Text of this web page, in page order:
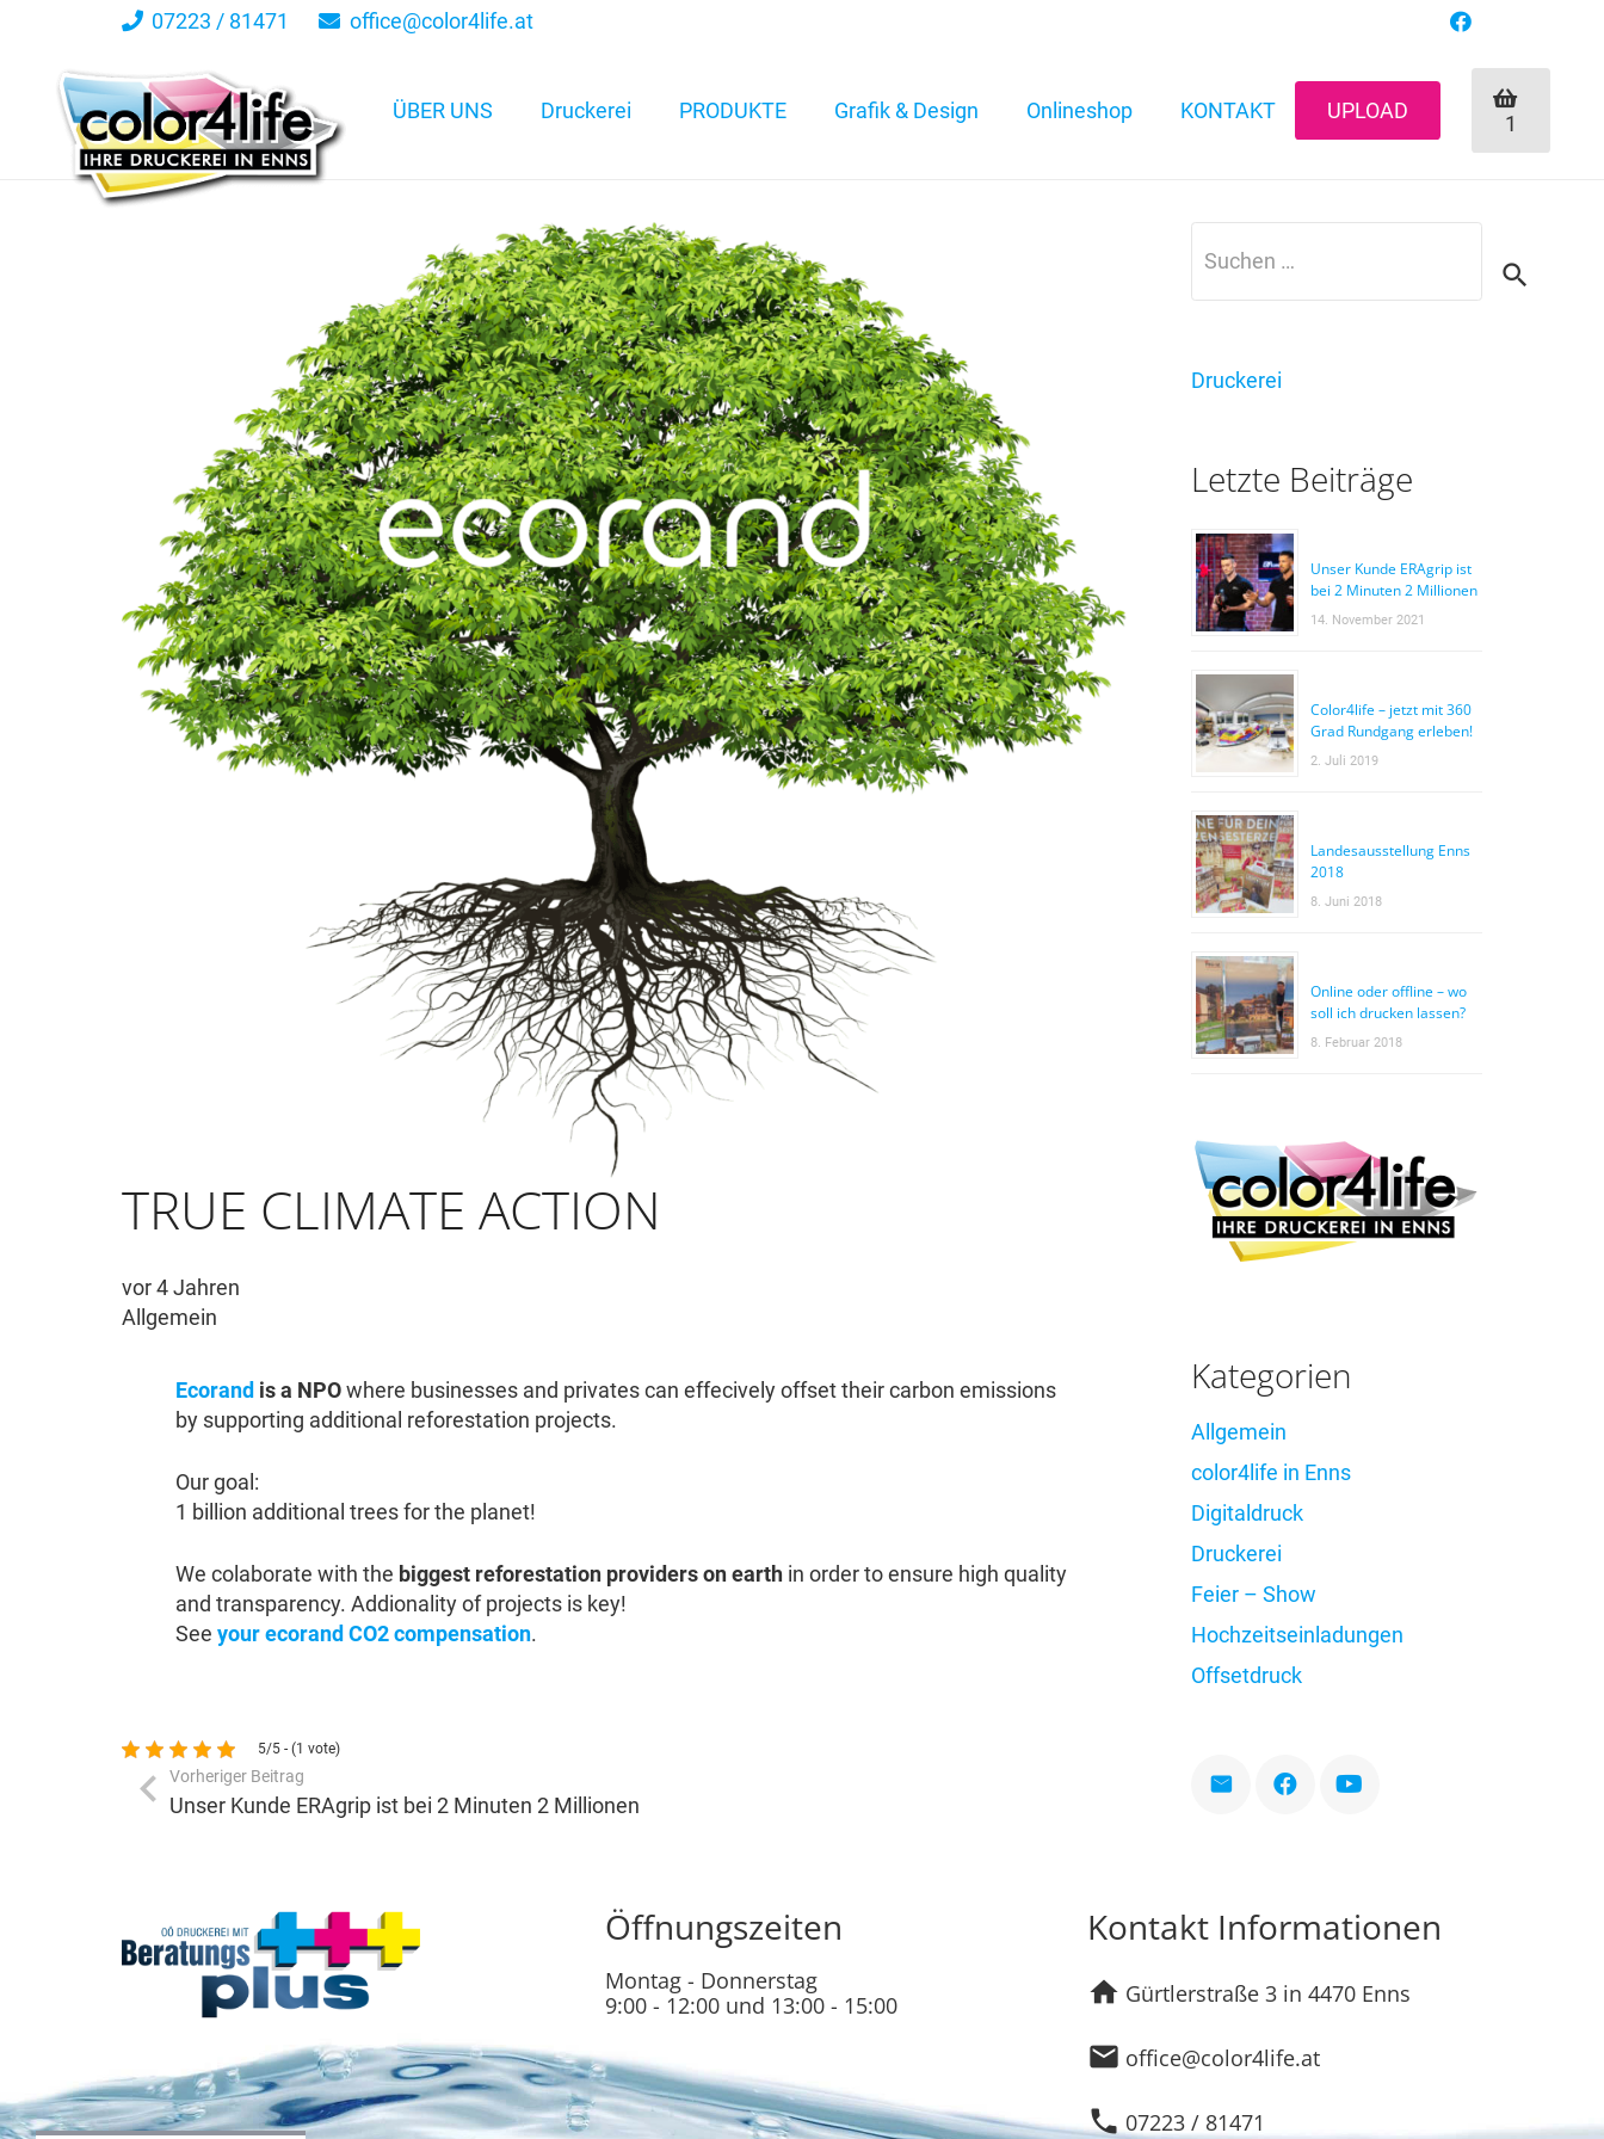
07223 / 81471 office@color4life.at
ÜBER UNS Druckerei PRODUKTE Grafik & Design Onlineshop KONTAKT UPLOAD 1
TRUE CLIMATE ACTION
vor 4 Jahren
Allgemein
Ecorand is a NPOwhere businesses and privates can effecively offset their carbon emissions
by supporting additional reforestation projects.
Our goal:
1 billion additional trees for the planet!
We colaborate with the biggest reforestation providers on earth in order to ensure high quality
and transparency. Addionality of projects is key!
See your ecorand CO2 compensation.
5/5 - (1 vote)
Vorheriger Beitrag
Unser Kunde ERAgrip ist bei 2 Minuten 2 Millionen
nach:
Druckerei
Letzte Beiträge
Unser Kunde ERAgrip ist
bei 2 Minuten 2 Millionen
14. November 2021
Color4life – jetzt mit 360
Grad Rundgang erleben!
2. Juli 2019
Landesausstellung Enns
2018
8. Juni 2018
Online oder offline – wo
soll ich drucken lassen?
8. Februar 2018
Kategorien
Allgemein
color4life in Enns
Digitaldruck
Druckerei
Feier – Show
Hochzeitseinladungen
Offsetdruck
Öffnungszeiten
Montag - Donnerstag
9:00 - 12:00 und 13:00 - 15:00
Kontakt Informationen
home Gürtlerstraße 3 in 4470 Enns
email office@color4life.at
phone 07223 / 81471